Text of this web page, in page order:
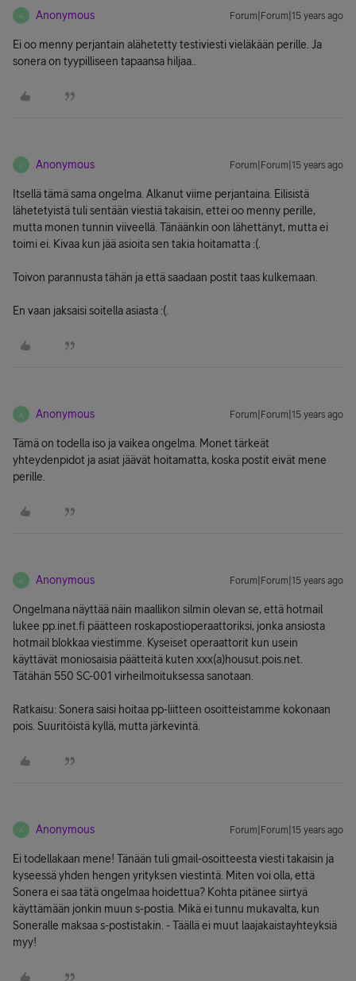
A Anonymous Forum|Forum|15 years ago
Ei oo menny perjantain alähetetty testiviesti vieläkään perille. Ja
sonera on tyypilliseen tapaansa hiljaa..
A Anonymous Forum|Forum|15 years ago
Itsellä tämä sama ongelma. Alkanut viime perjantaina. Eilisistä
lähetetyistä tuli sentään viestiä takaisin, ettei oo menny perille,
mutta monen tunnin viiveellä. Tänäänkin oon lähettänyt, mutta ei
toimi ei. Kivaa kun jää asioita sen takia hoitamatta :(.
Toivon parannusta tähän ja että saadaan postit taas kulkemaan.
En vaan jaksaisi soitella asiasta :(.
A Anonymous Forum|Forum|15 years ago
Tämä on todella iso ja vaikea ongelma. Monet tärkeät
yhteydenpidot ja asiat jäävät hoitamatta, koska postit eivät mene
perille.
A Anonymous Forum|Forum|15 years ago
Ongelmana näyttää näin maallikon silmin olevan se, että hotmail
lukee pp.inet.fi päätteen roskapostioperaattoriksi, jonka ansiosta
hotmail blokkaa viestimme. Kyseiset operaattorit kun usein
käyttävät moniosaisia päätteitä kuten xxx(a)housut.pois.net.
Tätähän 550 SC-001 virheilmoituksessa sanotaan.
Ratkaisu: Sonera saisi hoitaa pp-liitteen osoitteistamme kokonaan
pois. Suuritöistä kyllä, mutta järkevintä.
A Anonymous Forum|Forum|15 years ago
Ei todellakaan mene! Tänään tuli gmail-osoitteesta viesti takaisin ja
kyseessä yhden hengen yrityksen viestintä. Miten voi olla, että
Sonera ei saa tätä ongelmaa hoidettua? Kohta pitänee siirtyä
käyttämään jonkin muun s-postia. Mikä ei tunnu mukavalta, kun
Soneralle maksaa s-postistakin. - Täällä ei muut laajakaistayhteyksiä
myy!